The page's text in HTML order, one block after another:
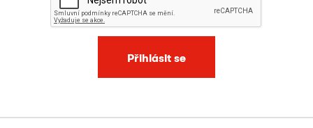
Přihlásit se